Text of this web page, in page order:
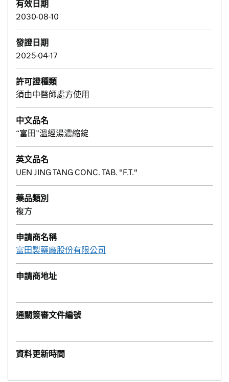
有效日期
2030-08-10
發證日期
2025-04-17
許可證種類
須由中醫師處方使用
中文品名
“富田”溫經湯濃縮錠
英文品名
UEN JING TANG CONC. TAB. "F.T."
藥品類別
複方
申請商名稱
富田製藥廠股份有限公司
申請商地址
通關簽審文件編號
資料更新時間